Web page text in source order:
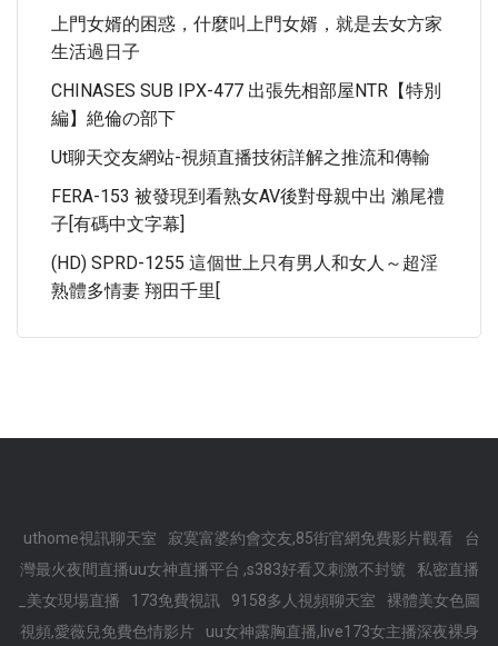
上門女婿的困惑，什麼叫上門女婿，就是去女方家
生活過日子
CHINASES SUB IPX-477 出張先相部屋NTR【特別
編】絶倫の部下
Ut聊天交友網站-視頻直播技術詳解之推流和傳輸
FERA-153 被發現到看熟女AV後對母親中出 瀨尾禮
子[有碼中文字幕]
(HD) SPRD-1255 這個世上只有男人和女人～超淫
熟體多情妻 翔田千里[
uthome視訊聊天室 寂寞富婆約會交友,85街官網免費影片觀看
台
灣最火夜間直播uu女神直播平台 ,s383好看又刺激不封號
私密直播
_美女現場直播
173免費視訊 9158多人視頻聊天室
裸體美女色圖
視頻,愛薇兒免費色情影片
uu女神露胸直播,live173女主播深夜裸身